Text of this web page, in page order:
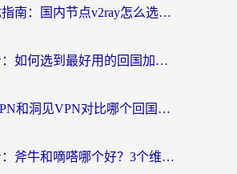
海外党无忧指南：国内节点v2ray怎么选？一键回国VPN+多场景实测帮你避坑
海外党必看：如何选到最好用的回国加速器？从节点到售后的全维度指南
ChickCN VPN和洞见VPN对比哪个回国效果更好？海外党亲测3款加速器+避坑指南
海外党必看：斧牛和嘀嗒哪个好？3个维度教你选对回国加速器